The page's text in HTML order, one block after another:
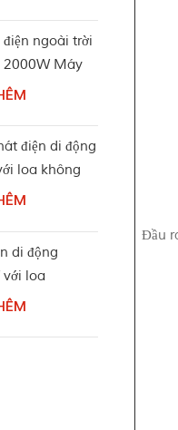
Đầu
điện ngoài trời
2000W Máy
năng lượng
điện di động
loa không
di động
với loa